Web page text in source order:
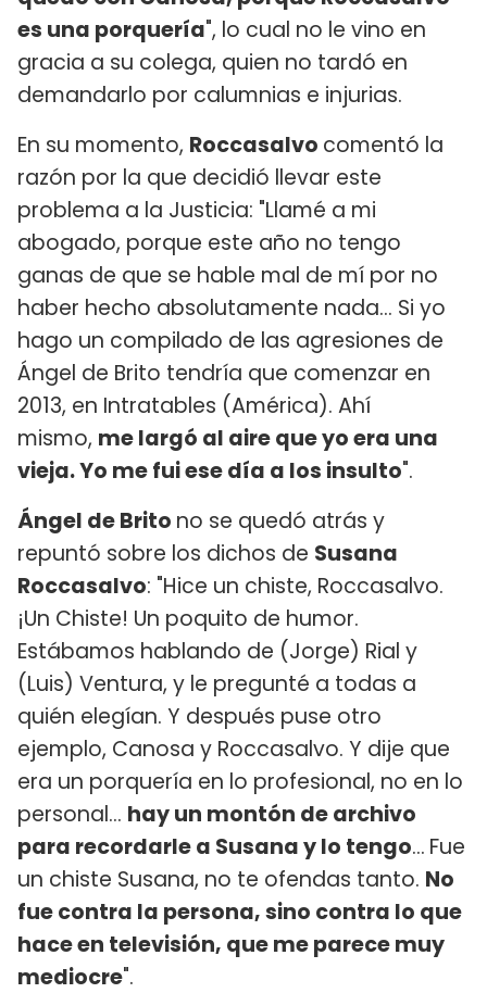
es una porquería", lo cual no le vino en
gracia a su colega, quien no tardó en
demandarlo por calumnias e injurias.
En su momento, Roccasalvo comentó la
razón por la que decidió llevar este
problema a la Justicia: "Llamé a mi
abogado, porque este año no tengo
ganas de que se hable mal de mí por no
haber hecho absolutamente nada... Si yo
hago un compilado de las agresiones de
Ángel de Brito tendría que comenzar en
2013, en Intratables (América). Ahí
mismo, me largó al aire que yo era una
vieja. Yo me fui ese día a los insulto".
Ángel de Brito no se quedó atrás y
repuntó sobre los dichos de Susana
Roccasalvo: "Hice un chiste, Roccasalvo.
¡Un Chiste! Un poquito de humor.
Estábamos hablando de (Jorge) Rial y
(Luis) Ventura, y le pregunté a todas a
quién elegían. Y después puse otro
ejemplo, Canosa y Roccasalvo. Y dije que
era un porquería en lo profesional, no en lo
personal... hay un montón de archivo
para recordarle a Susana y lo tengo... Fue
un chiste Susana, no te ofendas tanto. No
fue contra la persona, sino contra lo que
hace en televisión, que me parece muy
mediocre".